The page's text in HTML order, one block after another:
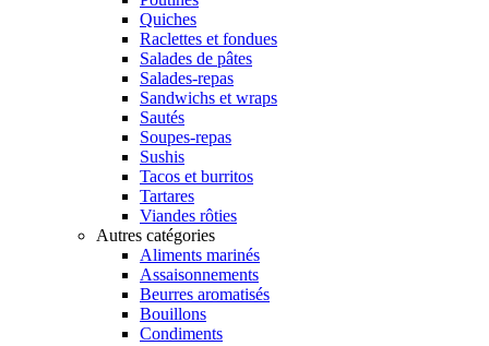
Quiches
Raclettes et fondues
Salades de pâtes
Salades-repas
Sandwichs et wraps
Sautés
Soupes-repas
Sushis
Tacos et burritos
Tartares
Viandes rôties
Autres catégories
Aliments marinés
Assaisonnements
Beurres aromatisés
Bouillons
Condiments